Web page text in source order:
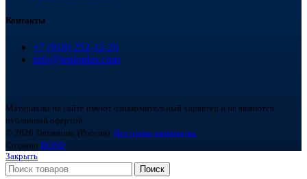
Контакты
+7 (918) 252-12-26
info@teploplas.com
Материалы на сайте имеют ознакомительный характер и не являются
публичной офертой.
© 2026 Теплоплас (Россия). Все права защищены.
Создано BOND
Закрыть
Поиск